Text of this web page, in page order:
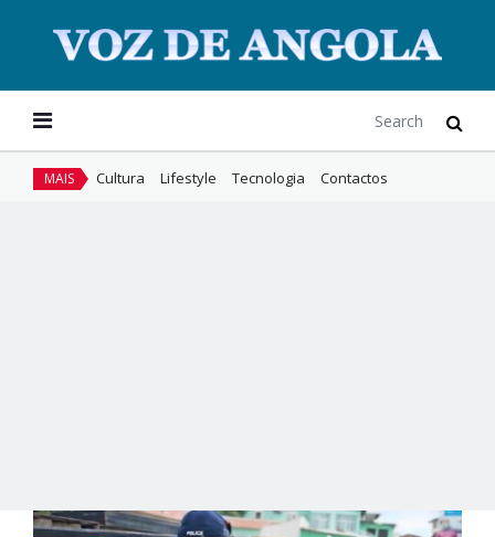
MAIS Cultura Lifestyle Tecnologia Contactos